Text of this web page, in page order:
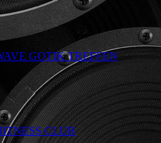
GOTIK TREFFEN
CLUB